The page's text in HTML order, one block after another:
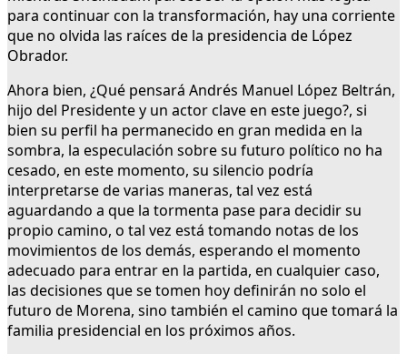
para continuar con la transformación, hay una corriente
que no olvida las raíces de la presidencia de López
Obrador.
Ahora bien, ¿Qué pensará Andrés Manuel López Beltrán,
hijo del Presidente y un actor clave en este juego?, si
bien su perfil ha permanecido en gran medida en la
sombra, la especulación sobre su futuro político no ha
cesado, en este momento, su silencio podría
interpretarse de varias maneras, tal vez está
aguardando a que la tormenta pase para decidir su
propio camino, o tal vez está tomando notas de los
movimientos de los demás, esperando el momento
adecuado para entrar en la partida, en cualquier caso,
las decisiones que se tomen hoy definirán no solo el
futuro de Morena, sino también el camino que tomará la
familia presidencial en los próximos años.